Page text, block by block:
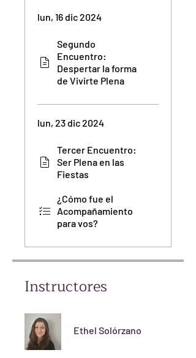
lun, 16 dic 2024
Segundo
Encuentro:
Despertar la forma
de Vivirte Plena
lun, 23 dic 2024
Tercer Encuentro:
Ser Plena en las
Fiestas
¿Cómo fue el
Acompañamiento
para vos?
Instructores
Ethel Solórzano